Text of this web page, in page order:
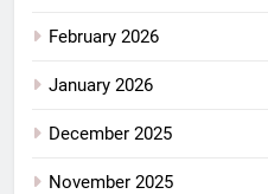
February 2026
January 2026
December 2025
November 2025